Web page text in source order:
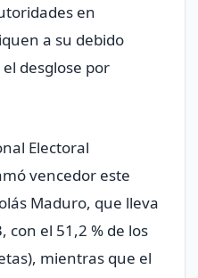
en
a su debido
desglose por
Electoral
vencedor este
Maduro, que lleva
con el 51,2 % de los
mientras que el